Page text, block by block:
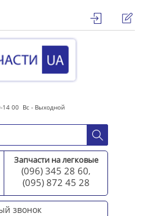
14 00 Вс - Выходной
Запчасти на легковые
(096) 345 28 60,
(095) 872 45 28
звонок